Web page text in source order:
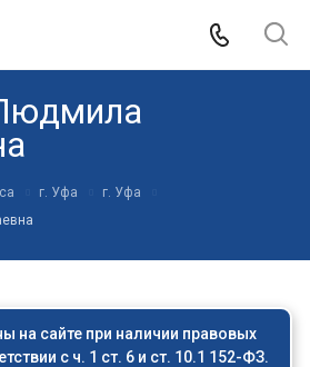
г. Уфа
г. Уфа
на сайте при наличии правовых
с ч. 1 ст. 6 и ст. 10.1 152-ФЗ.